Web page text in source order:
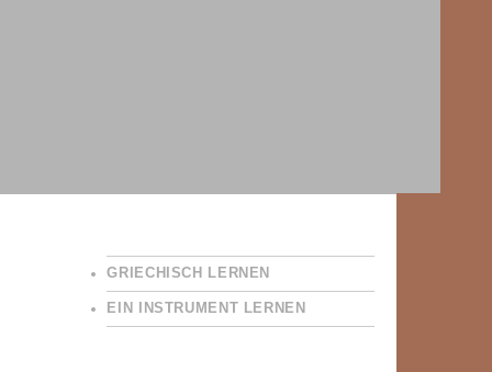
GRIECHISCH LERNEN
EIN INSTRUMENT LERNEN